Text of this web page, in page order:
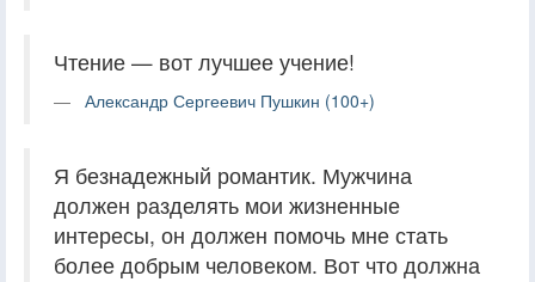
Чтение — вот лучшее учение!
Александр Сергеевич Пушкин (100+)
Я безнадежный романтик. Мужчина
должен разделять мои жизненные
интересы, он должен помочь мне стать
более добрым человеком. Вот что должна